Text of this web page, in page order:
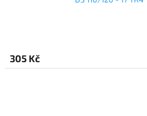
305 Kč